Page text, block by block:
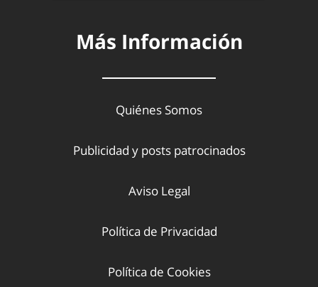
Más Información
Quiénes Somos
Publicidad y posts patrocinados
Aviso Legal
Política de Privacidad
Política de Cookies